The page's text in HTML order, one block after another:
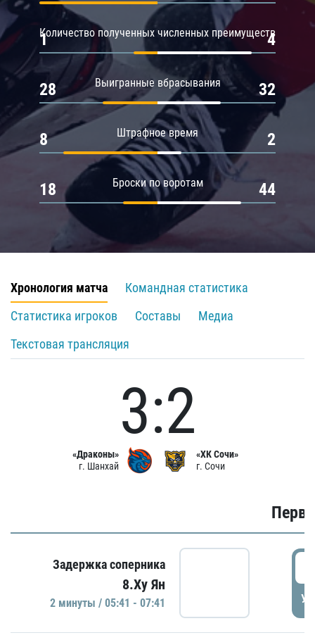
Количество полученных численных преимуществ
1 4
Выигранные вбрасывания
28 32
Штрафное время
8 2
Броски по воротам
18 44
Хронология матча
Командная статистика
Статистика игроков
Составы
Медиа
Текстовая трансляция
«Драконы»
г. Шанхай
3:2
«ХК Сочи»
г. Сочи
Задержка соперника
8.Ху Ян
2 минуты / 05:41 - 07:41